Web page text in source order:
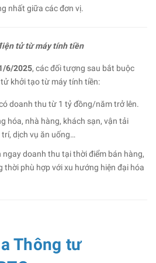
nhất giữa các đơn vị.
tử từ máy tính tiền
6/2025, các đối tượng sau bắt buộc
khởi tạo từ máy tính tiền:
doanh thu từ 1 tỷ đồng/năm trở lên.
hóa, nhà hàng, khách sạn, vận tải
dịch vụ ăn uống…
doanh thu tại thời điểm bán hàng,
thời phù hợp với xu hướng hiện đại hóa
Thông tư